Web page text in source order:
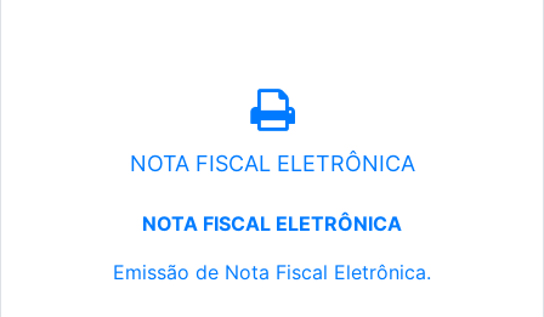
NOTA FISCAL ELETRÔNICA
NOTA FISCAL ELETRÔNICA
Emissão de Nota Fiscal Eletrônica.